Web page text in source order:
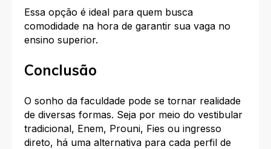
Essa opção é ideal para quem busca
comodidade na hora de garantir sua vaga no
ensino superior.
Conclusão
O sonho da faculdade pode se tornar realidade
de diversas formas. Seja por meio do vestibular
tradicional, Enem, Prouni, Fies ou ingresso
direto, há uma alternativa para cada perfil de